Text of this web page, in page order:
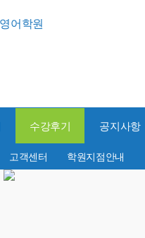
수강후기 공지사항
고객센터 학원지점안내